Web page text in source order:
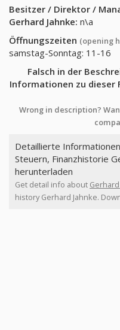
Besitzer / Direktor /
Gerhard Jahnke: n\a
Öffnungszeiten (opening
samstag-Sonntag: 11-16
Falsch in der
Informationen zu dieser
Wrong in description?
Detaillierte
Steuern, Finanzhistorie
herunterladen
Get detail info about
history Gerhard Jahnke.